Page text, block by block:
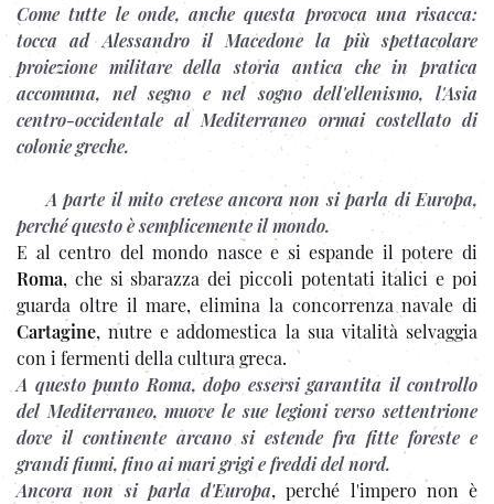
Come tutte le onde, anche questa provoca una risacca:
tocca ad Alessandro il Macedone la più spettacolare
proiezione militare della storia antica che in pratica
accomuna, nel segno e nel sogno dell'ellenismo, l'Asia
centro-occidentale al Mediterraneo ormai costellato di
colonie greche.
A parte il mito cretese ancora non si parla di Europa,
perché questo è semplicemente il mondo.
E al centro del mondo nasce e si espande il potere di
Roma, che si sbarazza dei piccoli potentati italici e poi
guarda oltre il mare, elimina la concorrenza navale di
Cartagine, nutre e addomestica la sua vitalità selvaggia
con i fermenti della cultura greca.
A questo punto Roma, dopo essersi garantita il controllo
del Mediterraneo, muove le sue legioni verso settentrione
dove il continente arcano si estende fra fitte foreste e
grandi fiumi, fino ai mari grigi e freddi del nord.
Ancora non si parla d'Europa, perché l'impero non è